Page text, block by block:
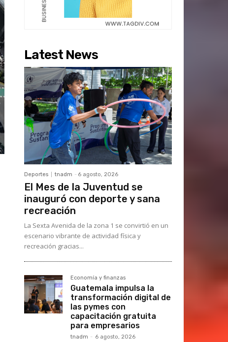
Latest News
Deportes tnadm - 6 agosto, 2026
El Mes de la Juventud se
inauguró con deporte y sana
recreación
La Sexta Avenida de la zona 1 se convirtió en un
escenario vibrante de actividad física y
recreación gracias...
Economía y finanzas
Guatemala impulsa la
transformación digital de
las pymes con
capacitación gratuita
para empresarios
tnadm - 6 agosto, 2026